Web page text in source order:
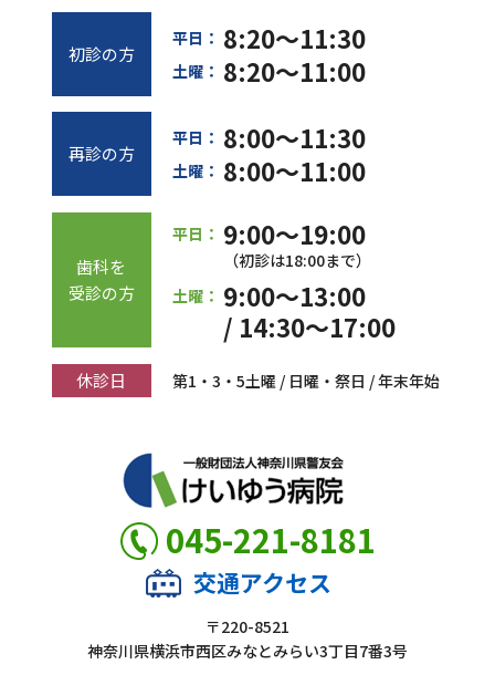
初診の方
平日： 8:20～11:30
土曜： 8:20～11:00
再診の方
平日： 8:00～11:30
土曜： 8:00～11:00
歯科を
受診の方
平日： 9:00～19:00
（初診は18:00まで）
土曜： 9:00～13:00
/ 14:30～17:00
休診日 第1・3・5土曜 / 日曜・祭日 / 年末年始
045-221-8181
交通アクセス
〒220-8521
神奈川県横浜市西区みなとみらい3丁目7番3号